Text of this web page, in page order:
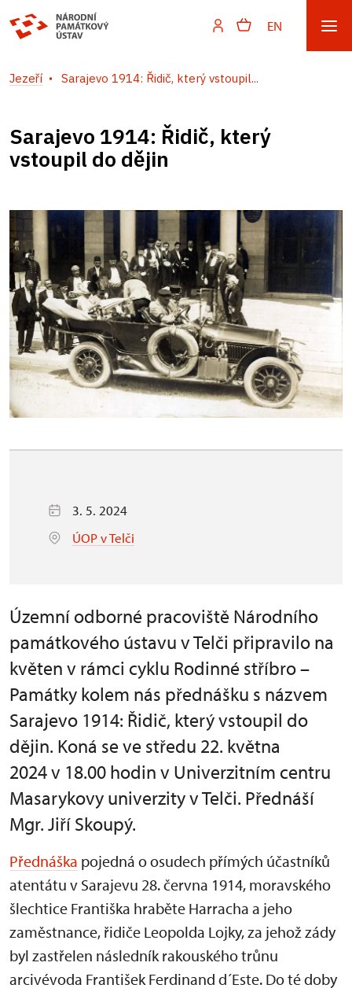
EN
Jezeří Sarajevo 1914: Řidič, který vstoupil...
Sarajevo 1914: Řidič, který
vstoupil do dějin
3. 5. 2024
ÚOP v Telči
Územní odborné pracoviště Národního
památkového ústavu v Telči připravilo na
květen v rámci cyklu Rodinné stříbro –
Památky kolem nás přednášku s názvem
Sarajevo 1914: Řidič, který vstoupil do
dějin. Koná se ve středu 22. května
2024 v 18.00 hodin v Univerzitním centru
Masarykovy univerzity v Telči. Přednáší
Mgr. Jiří Skoupý.
Přednáška pojedná o osudech přímých účastníků
atentátu v Sarajevu 28. června 1914, moravského
šlechtice Františka hraběte Harracha a jeho
zaměstnance, řidiče Leopolda Lojky, za jehož zády
byl zastřelen následník rakouského trůnu
arcivévoda František Ferdinand d´Este. Do té doby